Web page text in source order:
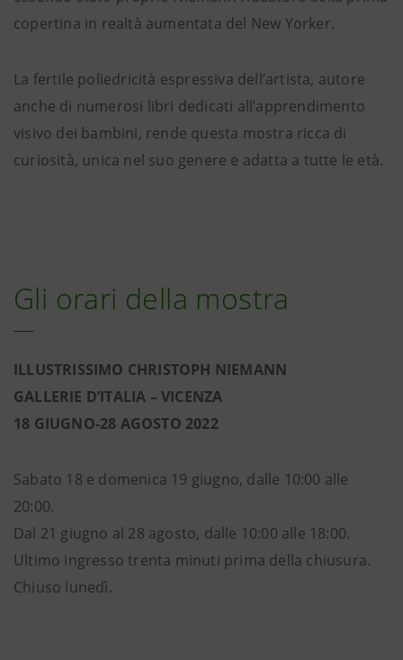
copertina in realtà aumentata del New Yorker.
La fertile poliedricità espressiva dell’artista, autore
anche di numerosi libri dedicati all’apprendimento
visivo dei bambini, rende questa mostra ricca di
curiosità, unica nel suo genere e adatta a tutte le età.
Gli orari della mostra
ILLUSTRISSIMO CHRISTOPH NIEMANN
GALLERIE D’ITALIA – VICENZA
18 GIUGNO-28 AGOSTO 2022
Sabato 18 e domenica 19 giugno, dalle 10:00 alle
20:00.
Dal 21 giugno al 28 agosto, dalle 10:00 alle 18:00.
Ultimo ingresso trenta minuti prima della chiusura.
Chiuso lunedì.